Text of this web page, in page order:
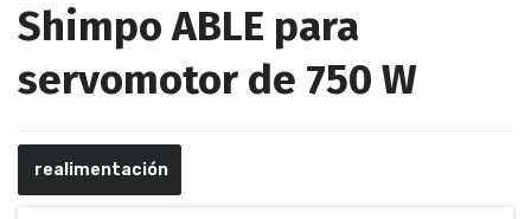
Shimpo ABLE para
servomotor de 750 W
realimentación